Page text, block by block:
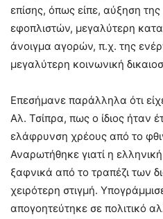
επίσης, όπως είπε, αύξηση
εφοπλιστών, μεγαλύτερη
άνοιγμα αγορών, π.χ. της
μεγαλύτερη κοινωνική
Επεσήμανε παράλληλα ότι
Αλ. Τσίπρα, πως ο ίδιος ήταν
ελάφρυνση χρέους από το
Αναρωτήθηκε γιατί η
ξαφνικά από το τραπέζι των
χειρότερη στιγμή.
απογοητεύτηκε σε πολιτικό